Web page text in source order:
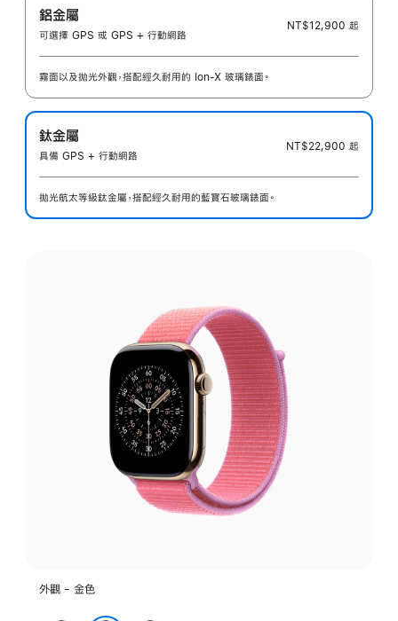
鋁金屬
可選擇 GPS 或 GPS + 行動網路
NT$12,900 起
霧面以及拋光外觀，搭配經久耐用的 Ion-X 玻璃錶面。
鈦金屬
具備 GPS + 行動網路
NT$22,900 起
拋光航太等級鈦金屬，搭配經久耐用的藍寶石玻璃錶面。
外觀 - 金色